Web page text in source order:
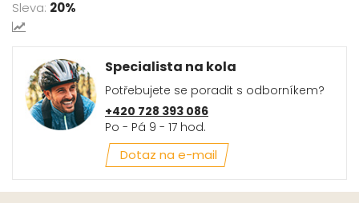
Sleva: 20%
Specialista na kola
Potřebujete se poradit s odborníkem?
+420 728 393 086
Po - Pá 9 - 17 hod.
Dotaz na e-mail